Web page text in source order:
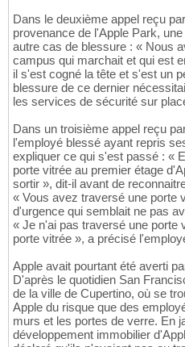
Dans le deuxième appel reçu
provenance de l'Apple Park,
autre cas de blessure : « Nous
campus qui marchait et qui est
il s'est cogné la tête et s'est un
blessure de ce dernier
les services de sécurité sur
Dans un troisième appel reçu
l'employé blessé ayant repris
expliquer ce qui s'est passé : «
porte vitrée au premier étage
sortir », dit-il avant de
« Vous avez traversé une porte
d'urgence qui semblait ne pas
« Je n'ai pas traversé une porte
porte vitrée », a précisé
Apple avait pourtant été averti
D'après le quotidien San
de la ville de Cupertino, où se
Apple du risque que des
murs et les portes de verre. En
développement immobilier